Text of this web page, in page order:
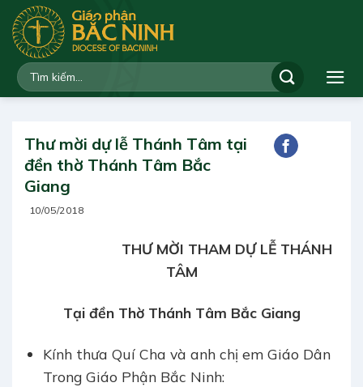
qua
dung
Thư mời dự lễ Thánh Tâm tại
đền thờ Thánh Tâm Bắc
Giang
10/05/2018
THƯ MỜI THAM DỰ LỄ THÁNH
TÂM
Tại đền Thờ Thánh Tâm Bắc Giang
Kính thưa Quí Cha và anh chị em Giáo Dân
Trong Giáo Phận Bắc Ninh: